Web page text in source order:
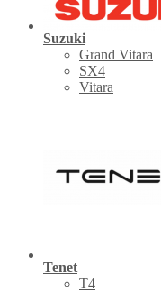
Suzuki
Grand Vitara
SX4
Vitara
Tenet
Т4